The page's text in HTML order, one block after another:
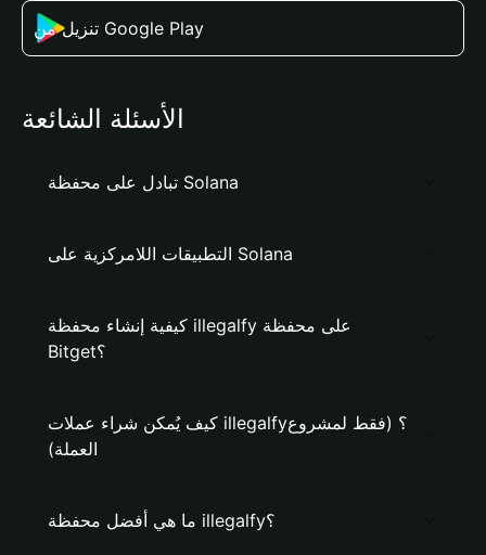
تنزيل من Google Play
الأسئلة الشائعة
تبادل على محفظة Solana
التطبيقات اللامركزية على Solana
كيفية إنشاء محفظة illegalfy على محفظة
Bitget؟
كيف يُمكن شراء عملات illegalfy؟ (فقط لمشروع
العملة)
ما هي أفضل محفظة illegalfy؟